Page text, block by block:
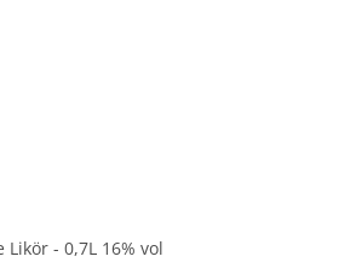
- 0,7L 16% vol